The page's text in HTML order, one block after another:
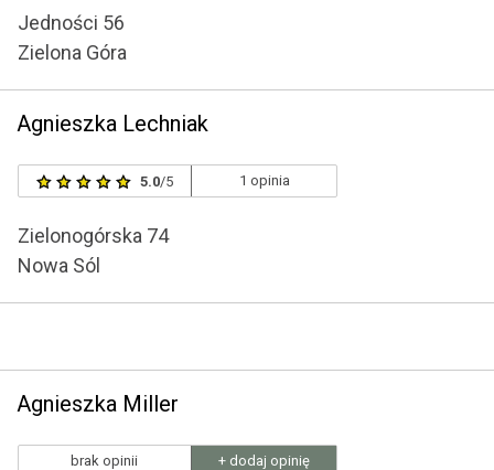
Jedności 56
Zielona Góra
Agnieszka Lechniak
5.0/5 1 opinia
Zielonogórska 74
Nowa Sól
Agnieszka Miller
brak opinii + dodaj opinię